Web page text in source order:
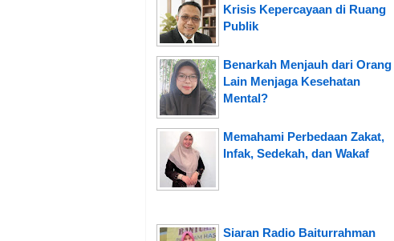
Krisis Kepercayaan di Ruang
Publik
Benarkah Menjauh dari Orang
Lain Menjaga Kesehatan
Mental?
Memahami Perbedaan Zakat,
Infak, Sedekah, dan Wakaf
Siaran Radio Baiturrahman